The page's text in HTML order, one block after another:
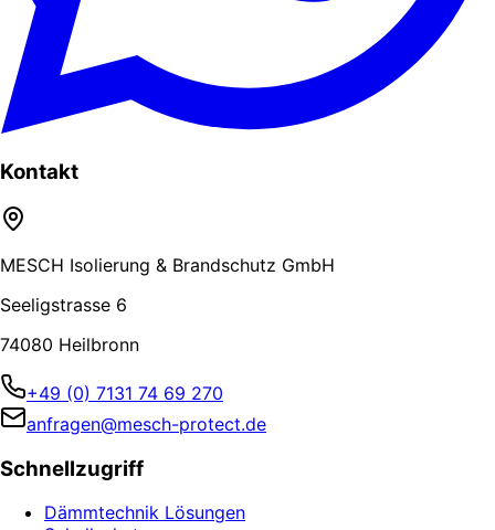
Kontakt
MESCH Isolierung & Brandschutz GmbH
Seeligstrasse 6
74080 Heilbronn
+49 (0) 7131 74 69 270
anfragen@mesch-protect.de
Schnellzugriff
Dämmtechnik Lösungen